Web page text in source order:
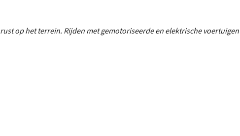
op het terrein. Rijden met gemotoriseerde en elektrische voertuigen